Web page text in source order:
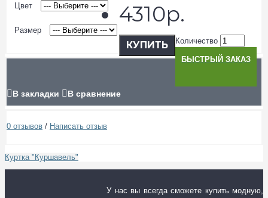
Цвет
Размер
4310р.
Количество
КУПИТЬ
БЫСТРЫЙ ЗАКАЗ
В закладки В сравнение
0 отзывов / Написать отзыв
Куртка "Куршавель"
У нас вы всегда сможете купить модную,